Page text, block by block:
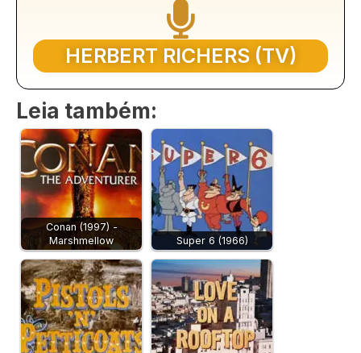
HERBERT RICHERS (TV)
Leia também:
Conan (1997) -
Marshmellow
Super 6 (1966)